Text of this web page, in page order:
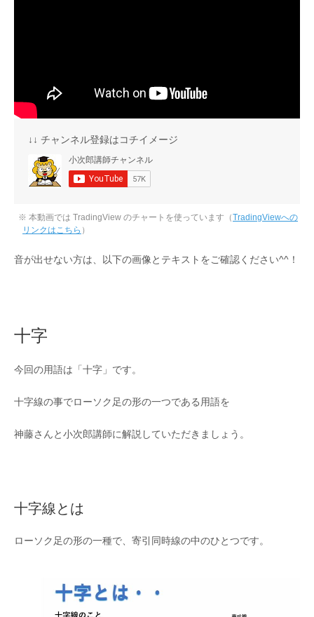
↓↓ チャンネル登録はコチイメージ
※ 本動画では TradingView のチャートを使っています（TradingViewへの
リンクはこちら ）
音が出せない方は、以下の画像とテキストをご確認ください^^！
十字
今回の用語は「十字」です。
十字線の事でローソク足の形の一つである用語を
神藤さんと小次郎講師に解説していただきましょう。
十字線とは
ローソク足の形の一種で、寄引同時線の中のひとつです。